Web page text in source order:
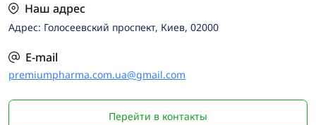
Наш адрес
Адрес: Голосеевский проспект, Киев, 02000
E-mail
premiumpharma.com.ua@gmail.com
Перейти в контакты